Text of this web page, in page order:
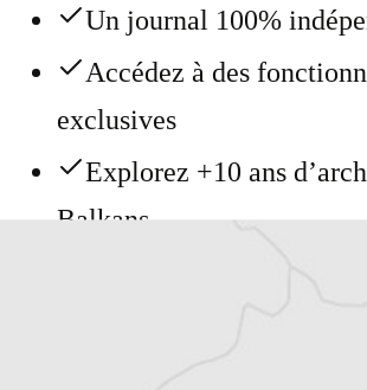
Un journal 100%
Accédez à des
exclusives
Explorez +10 ans
Balkans